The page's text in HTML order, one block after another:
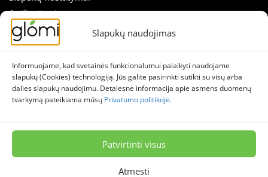
Slapukų naudojimas
Informuojame, kad svetainės funkcionalumui palaikyti naudojame
slapukų (Cookies) technologiją. Jūs galite pasirinkti sutikti su visų arba
dalies slapukų naudojimu. Detalesnė informacija apie asmens duomenų
tvarkymą pateikiama mūsų Privatumo politikoje.
Patvirtinti visus
Atmesti
Atsiliepimai
Straipsniai
Susisiekti
SEKITE MUS
Naujienlaiškis
Facebook
© 2026 Stella lumina, MB – Glomi.lt